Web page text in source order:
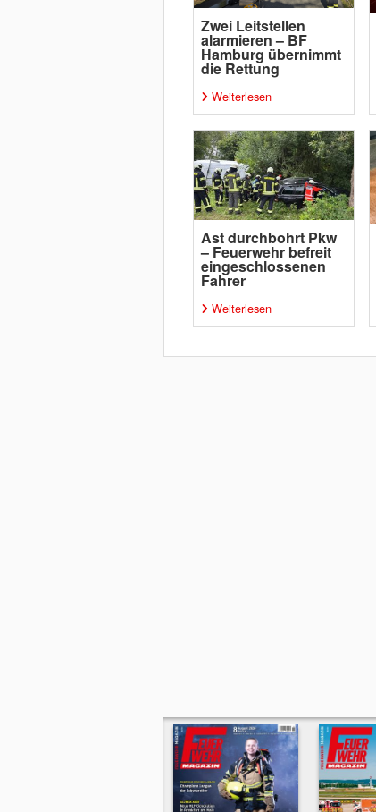
Zwei Leitstellen
alarmieren – BF
Hamburg übernimmt
die Rettung
Weiterlesen
Ast durchbohrt Pkw
– Feuerwehr befreit
eingeschlossenen
Fahrer
Weiterlesen